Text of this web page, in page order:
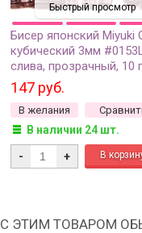
Быстрый просмотр
Бисер японский Miyuki
кубический 3мм #0153L
слива, прозрачный, 10
147 руб.
В желания
В наличии 24 шт.
- +
С ЭТИМ ТОВАРОМ